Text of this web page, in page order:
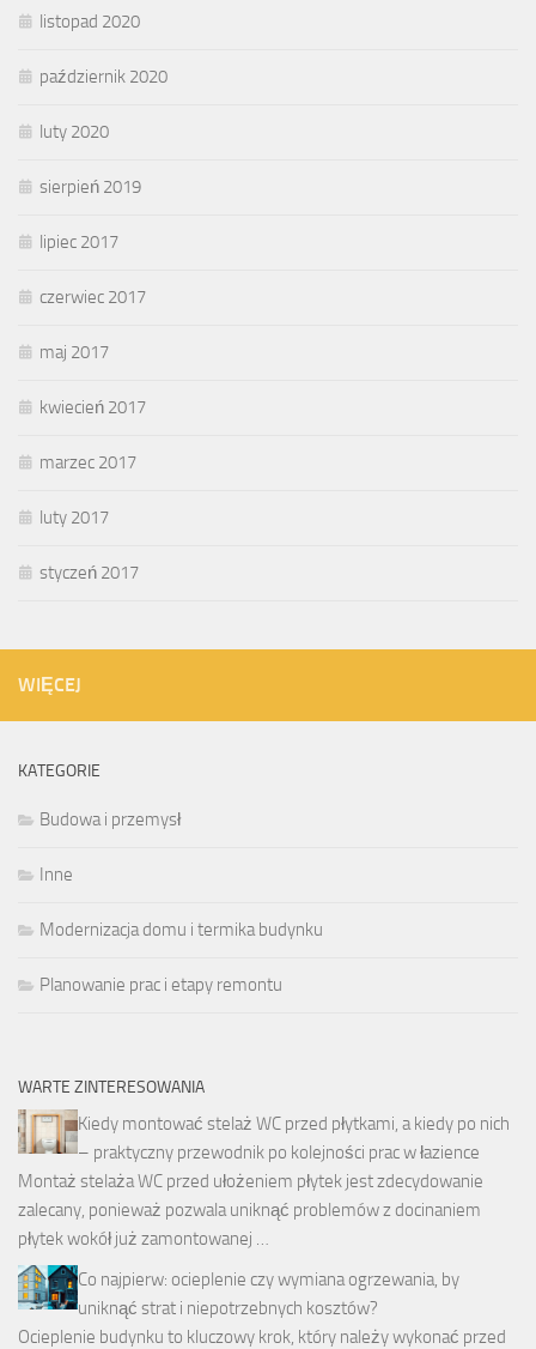
listopad 2020
październik 2020
luty 2020
sierpień 2019
lipiec 2017
czerwiec 2017
maj 2017
kwiecień 2017
marzec 2017
luty 2017
styczeń 2017
WIĘCEJ
KATEGORIE
Budowa i przemysł
Inne
Modernizacja domu i termika budynku
Planowanie prac i etapy remontu
WARTE ZINTERESOWANIA
Kiedy montować stelaż WC przed płytkami, a kiedy po nich
– praktyczny przewodnik po kolejności prac w łazience
Montaż stelaża WC przed ułożeniem płytek jest zdecydowanie
zalecany, ponieważ pozwala uniknąć problemów z docinaniem
płytek wokół już zamontowanej …
Co najpierw: ocieplenie czy wymiana ogrzewania, by
uniknąć strat i niepotrzebnych kosztów?
Ocieplenie budynku to kluczowy krok, który należy wykonać przed